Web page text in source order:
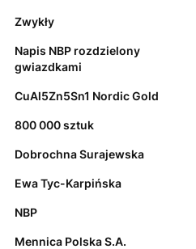
Zwykły
Napis NBP rozdzielony
gwiazdkami
CuAl5Zn5Sn1 Nordic Gold
800 000 sztuk
Dobrochna Surajewska
Ewa Tyc-Karpińska
NBP
Mennica Polska S.A.